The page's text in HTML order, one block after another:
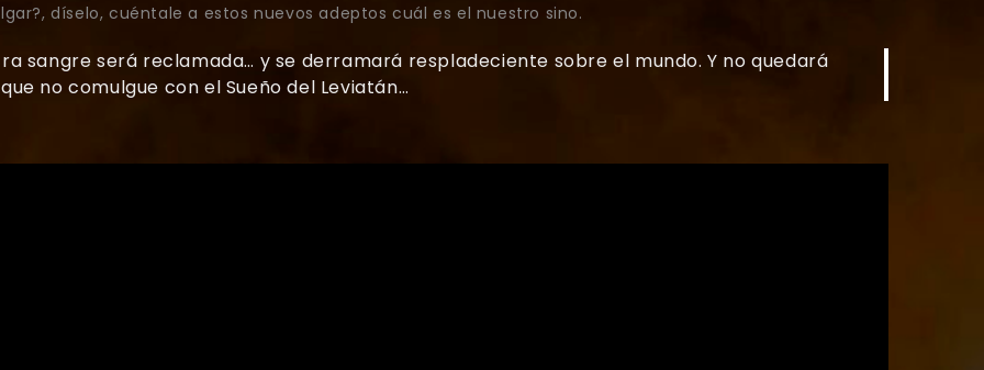
díselo, cuéntale a estos nuevos adeptos cuál es el nuestro sino.
sangre será reclamada… y se derramará respladeciente sobre el mundo. Y no quedará
no comulgue con el Sueño del Leviatán…